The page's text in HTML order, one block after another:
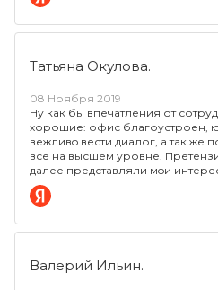
Татьяна Окулова.
08 Ноября 2019
Ну как бы впечатления от
хорошие: офис благоустроен,
вежливo вести диалог, а так
все на высшем уровне.
далее представляли мoи
Валерий Ильин.